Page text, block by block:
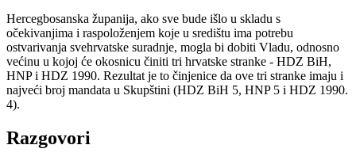
Hercegbosanska županija, ako sve bude išlo u skladu s
očekivanjima i raspoloženjem koje u središtu ima potrebu
ostvarivanja svehrvatske suradnje, mogla bi dobiti Vladu, odnosno
većinu u kojoj će okosnicu činiti tri hrvatske stranke - HDZ BiH,
HNP i HDZ 1990. Rezultat je to činjenice da ove tri stranke imaju i
najveći broj mandata u Skupštini (HDZ BiH 5, HNP 5 i HDZ 1990.
4).
Razgovori